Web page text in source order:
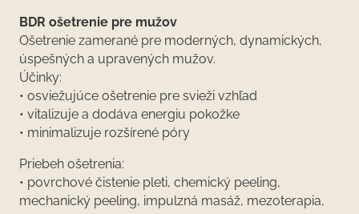
BDR ošetrenie pre mužov
Ošetrenie zamerané pre moderných, dynamických,
úspešných a upravených mužov.
Účinky:
• osviežujúce ošetrenie pre svieži vzhľad
• vitalizuje a dodáva energiu pokožke
• minimalizuje rozšírené póry
Priebeh ošetrenia:
• povrchové čistenie pleti, chemický peeling,
mechanický peeling, impulzná masáž, mezoterapia,